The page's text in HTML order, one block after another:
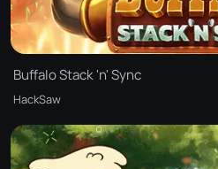
Buffalo Stack 'n' Sync
HackSaw